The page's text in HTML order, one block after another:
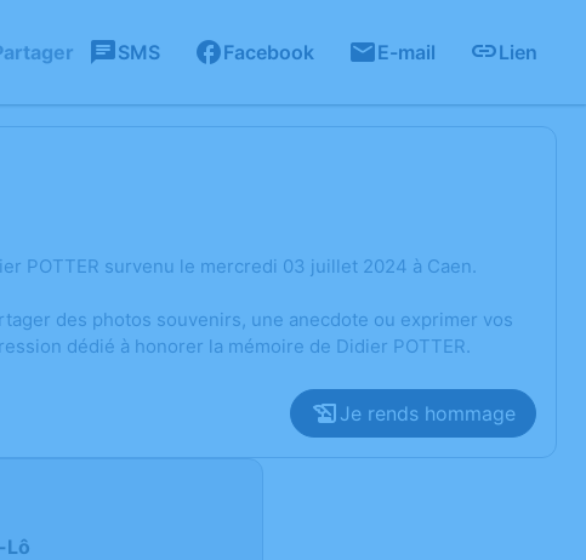
SMS Facebook E-mail Lien
POTTER survenu le mercredi 03 juillet 2024 à Caen.
des photos souvenirs, une anecdote ou exprimer vos
dédié à honorer la mémoire de Didier POTTER.
Je rends hommage
Lô